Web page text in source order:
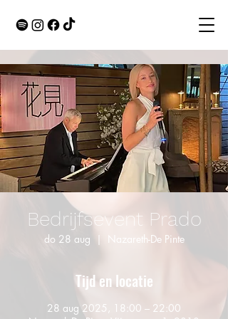
Bedrijfsevent Prado
do 28 aug Nazareth-De Pinte
Tijd en locatie
28 aug 2025, 18:00 – 22:00